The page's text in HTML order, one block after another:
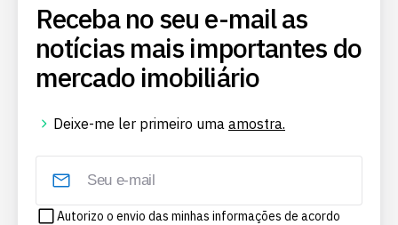
Receba no seu e-mail as
notícias mais importantes do
mercado imobiliário
Deixe-me ler primeiro uma amostra.
Autorizo o envio das minhas informações de acordo